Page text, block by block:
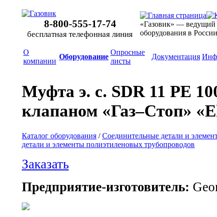
8-800-555-17-74
бесплатная телефонная линия
«Газовик» — ведущий
оборудования в России
О
компании
Оборудование
Опросные
листы
Документация
Муфта э. с. SDR 11 PE
клапаном «Газ–Стоп»
Каталог оборудования /Соединительные детали и
детали и элементы полиэтиленовых трубопроводов
Заказать
Предприятие-изготовитель: